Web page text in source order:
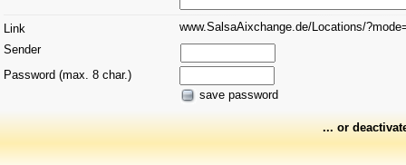
Link
www.SalsaAixchange.de/Locations/
Sender
Password (max. 8 char.)
save password
... or